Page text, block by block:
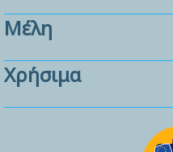
Μέλη
Χρήσιμα